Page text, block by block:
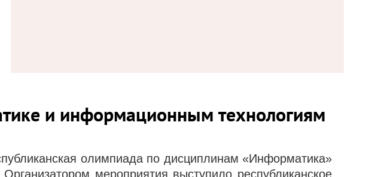
и информационным технологиям
олимпиада по дисциплинам «Информатика»
мероприятия выступило республиканское